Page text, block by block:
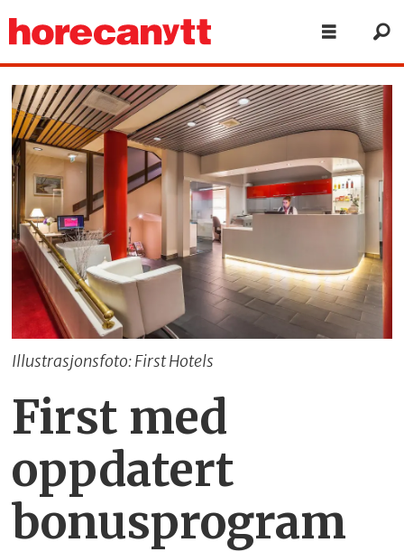
Illustrasjonsfoto: First Hotels
First med
oppdatert
bonusprogram